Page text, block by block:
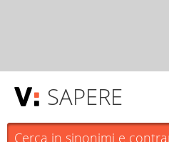
SAPERE